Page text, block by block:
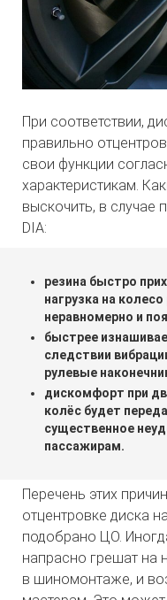
При соответствии,
правильно
свои функции
характеристикам.
выскочить, в
DIA:
резина быстро
нагрузка на
неравномерно и
быстрее
следствии
рулевые
дискомфорт при
колёс будет
существенное
пассажирам.
Перечень этих
отцентровке диска
подобрано ЦО.
напрасно грешат на
в шиномонтаже, и